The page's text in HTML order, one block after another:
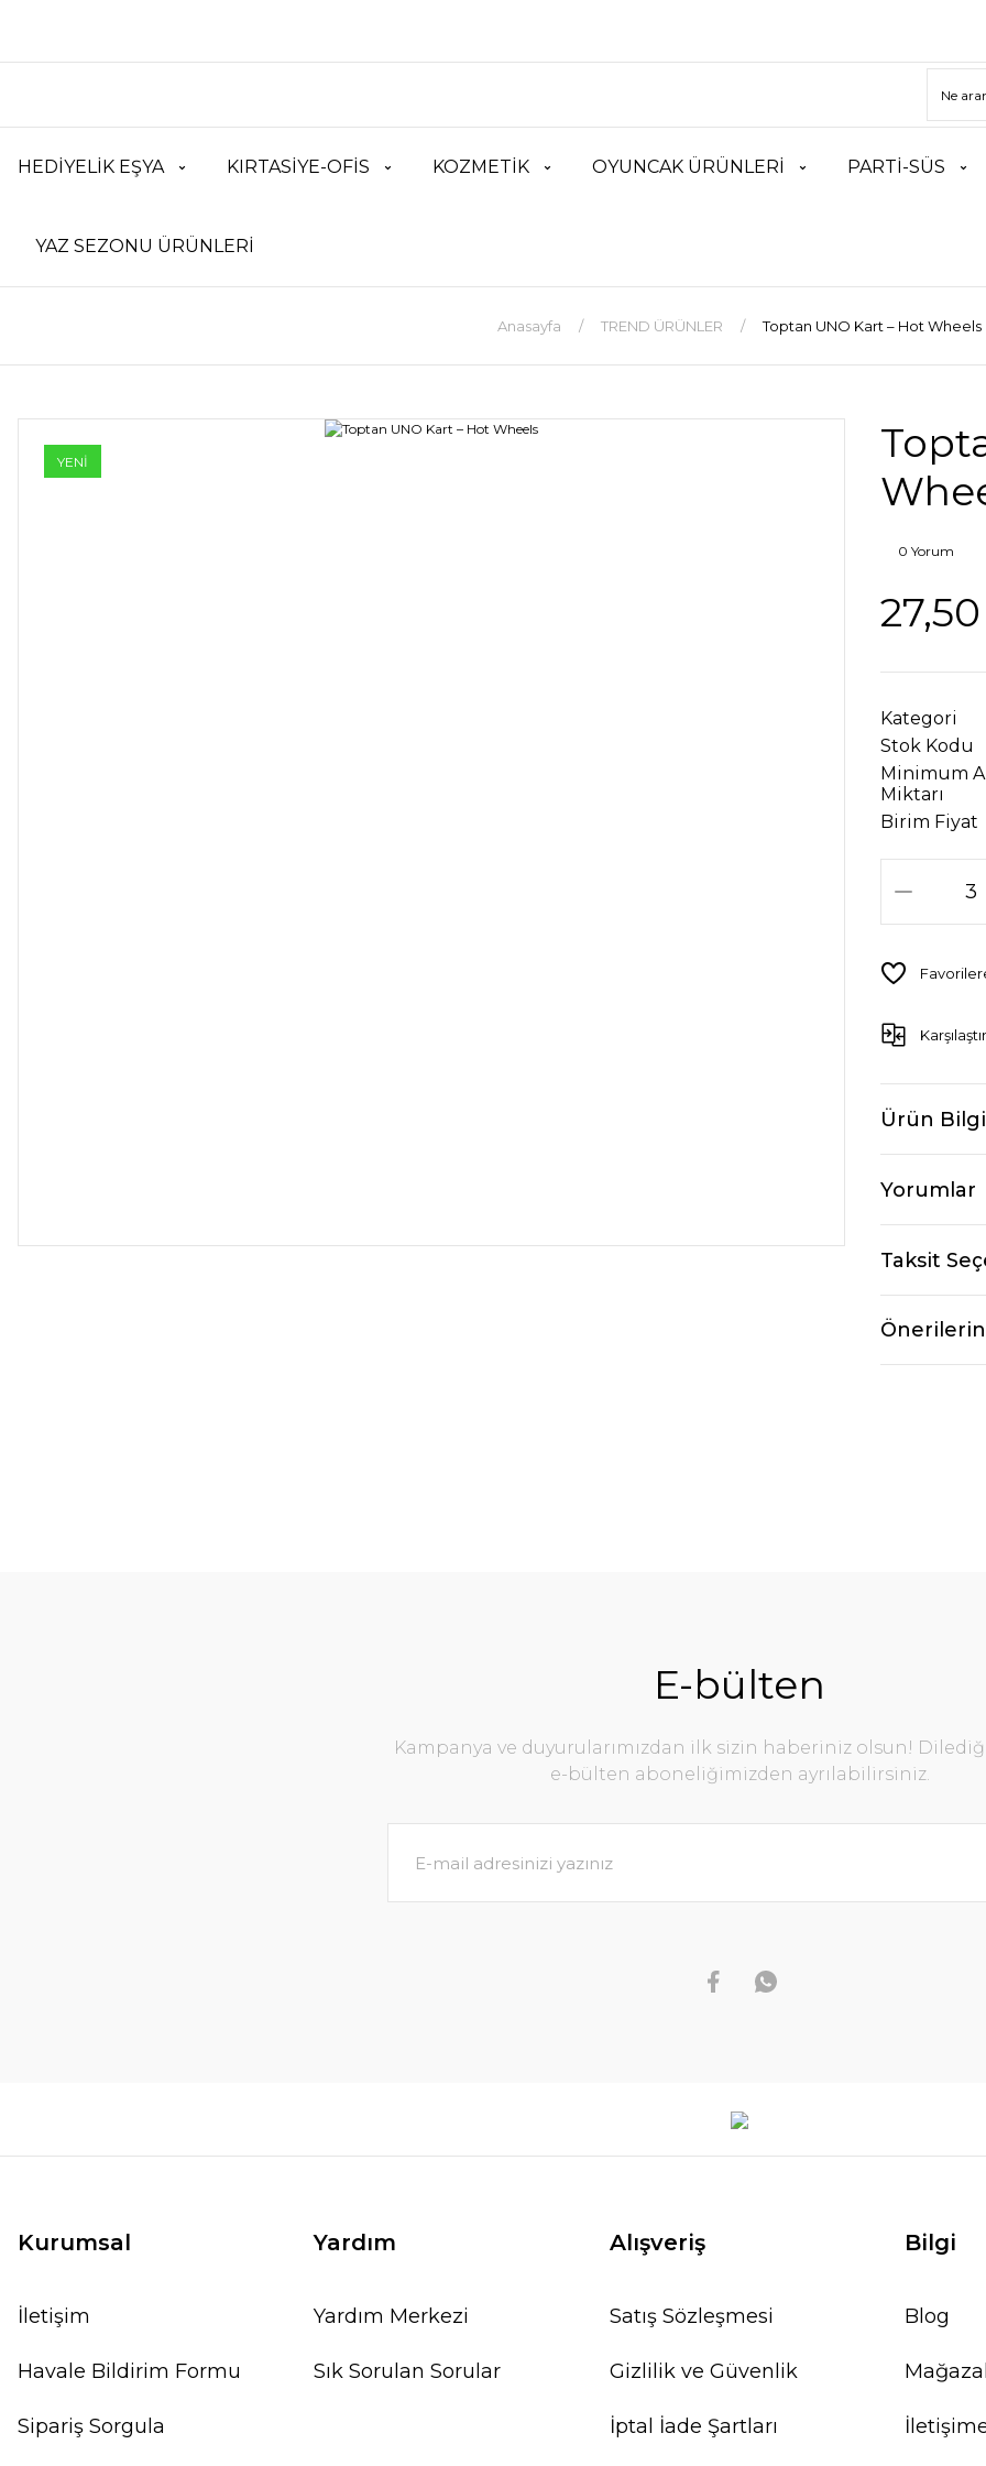
HEDİYELİK EŞYA KIRTASİYE-OFİS KOZMETİK OYUNCAK ÜRÜNLERİ PARTİ-SÜS
YAZ SEZONU ÜRÜNLERİ
Anasayfa TREND ÜRÜNLER Toptan UNO Kart – Hot Wheels
YENİ
0 Yorum
Kategori
Stok Kodu
Minimum
Miktarı
Birim Fiyat
Karşılaştır
Ürün
Yorumlar
Taksit
E-bülten
Kampanya ve duyurularımızdan ilk sizin haberiniz olsun!
e-bülten aboneliğimizden ayrılabilirsiniz.
Kurumsal
İletişim
Havale Bildirim Formu
Sipariş Sorgula
Yardım
Yardım Merkezi
Sık Sorulan Sorular
Alışveriş
Satış Sözleşmesi
Gizlilik ve Güvenlik
İptal İade Şartları
Bilgi
Blog